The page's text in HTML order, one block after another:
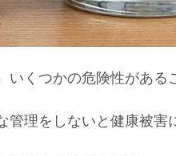
くつかの危険性があ
理をしないと健康被